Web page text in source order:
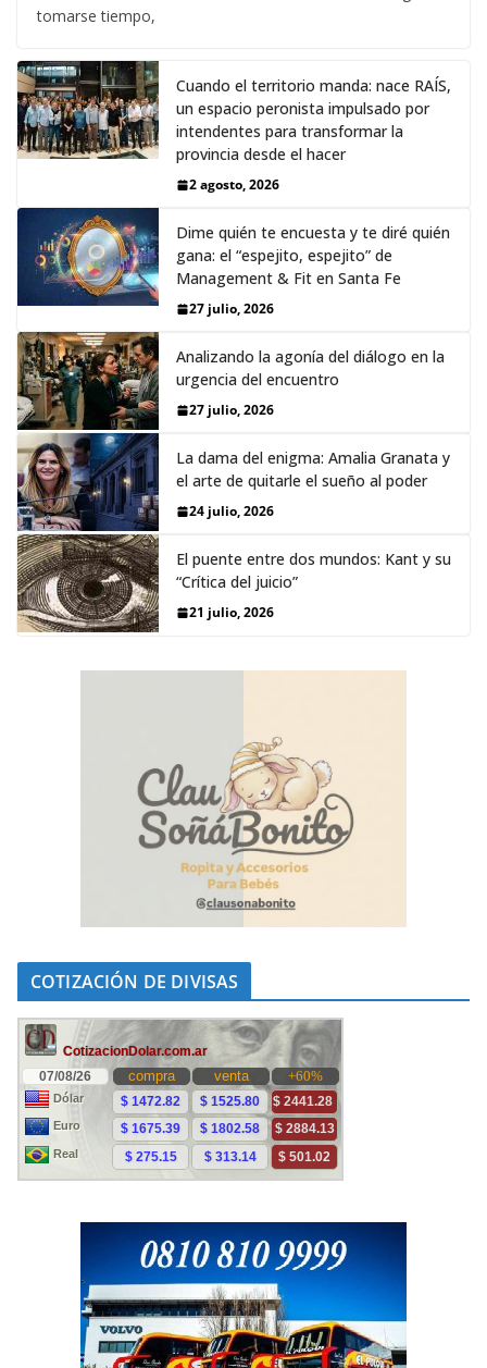
tomarse tiempo,
Cuando el territorio manda: nace RAÍS,
un espacio peronista impulsado por
intendentes para transformar la
provincia desde el hacer
2 agosto, 2026
Dime quién te encuesta y te diré quién
gana: el “espejito, espejito” de
Management & Fit en Santa Fe
27 julio, 2026
Analizando la agonía del diálogo en la
urgencia del encuentro
27 julio, 2026
La dama del enigma: Amalia Granata y
el arte de quitarle el sueño al poder
24 julio, 2026
El puente entre dos mundos: Kant y su
“Crítica del juicio”
21 julio, 2026
COTIZACIÓN DE DIVISAS